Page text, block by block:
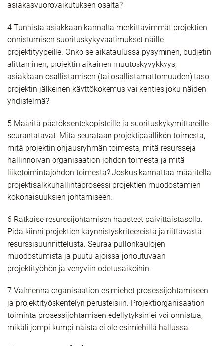
asiakasvuorovaikutuksen osalta?
4 Tunnista asiakkaan kannalta merkittävimmät projektien
onnistumisen suorituskykyvaatimukset näille
projektityypeille. Onko se aikataulussa pysyminen, budjetin
alittaminen, projektin aikainen muutoskyvykkyys,
asiakkaan osallistamisen (tai osallistamattomuuden) taso,
projektin jälkeinen käyttökokemus vai kenties joku näiden
yhdistelmä?
5 Määritä päätöksentekopisteille ja suorituskykymittareille
seurantatavat. Mitä seurataan projektipäällikön toimesta,
mitä projektin ohjausryhmän toimesta, mitä resursseja
hallinnoivan organisaation johdon toimesta ja mitä
liiketoimintajohdon toimesta? Joskus kannattaa määritellä
projektisalkkuhallintaprosessi projektien muodostamien
kokonaisuuksien johtamiseen.
6 Ratkaise resurssijohtamisen haasteet päivittäistasolla.
Pidä kiinni projektien käynnistyskriteereistä ja riittävästä
resurssisuunnittelusta. Seuraa pullonkaulojen
muodostumista ja puutu ajoissa jonoutuvaan
projektityöhön ja venyviin odotusaikoihin.
7 Valmenna organisaation esimiehet prosessijohtamiseen
ja projektityöskentelyn perusteisiin. Projektiorganisaation
toiminta prosessijohtamisen edellytyksin ei voi onnistua,
mikäli jompi kumpi näistä ei ole esimiehillä hallussa.